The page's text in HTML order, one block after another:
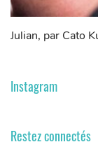
Julian, par Cato
Instagram
Restez connectés